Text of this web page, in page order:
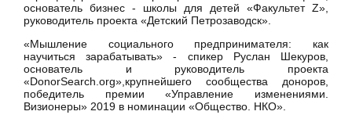
основатель бизнес - школы для детей «Факультет Z»,
руководитель проекта «Детский Петрозаводск».
«Мышление социального предпринимателя: как
научиться зарабатывать» - спикер Руслан Шекуров,
основатель и руководитель проекта
«DonorSearch org»,крупнейшего сообщества доноров,
победитель премии «Управление изменениями.
Визионеры» 2019 в номинации «Общество. НКО».